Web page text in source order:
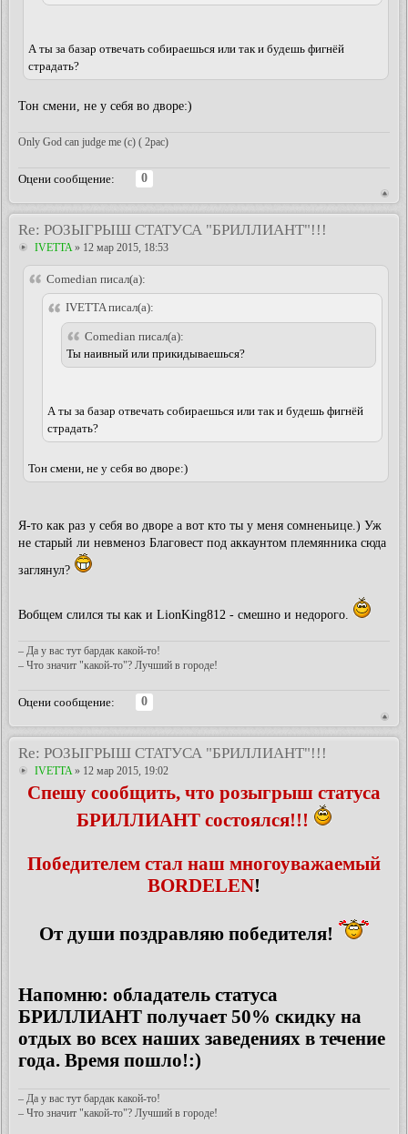
А ты за базар отвечать собираешься или так и будешь фигнёй
страдать?
Тон смени, не у себя во дворе:)
Only God can judge me (c) ( 2pac)
Оцени сообщение:
0
Re: РОЗЫГРЫШ СТАТУСА "БРИЛЛИАНТ"!!!
IVETTA» 12 мар 2015, 18:53
Comedian писал(а):
IVETTA писал(а):
Comedian писал(а):
Ты наивный или прикидываешься?
А ты за базар отвечать собираешься или так и будешь фигнёй
страдать?
Тон смени, не у себя во дворе:)
Я-то как раз у себя во дворе а вот кто ты у меня сомненьице.) Уж
не старый ли невменоз Благовест под аккаунтом племянника сюда
заглянул?
Вобщем слился ты как и LionKing812 - смешно и недорого.
– Да у вас тут бардак какой-то!
– Что значит "какой-то"? Лучший в городе!
Оцени сообщение:
0
Re: РОЗЫГРЫШ СТАТУСА "БРИЛЛИАНТ"!!!
IVETTA» 12 мар 2015, 19:02
Спешу сообщить, что розыгрыш статуса
БРИЛЛИАНТ состоялся!!!
Победителем стал наш многоуважаемый
BORDELEN!
От души поздравляю победителя!
Напомню: обладатель статуса
БРИЛЛИАНТ получает 50% скидку на
отдых во всех наших заведениях в течение
года. Время пошло!:)
– Да у вас тут бардак какой-то!
– Что значит "какой-то"? Лучший в городе!